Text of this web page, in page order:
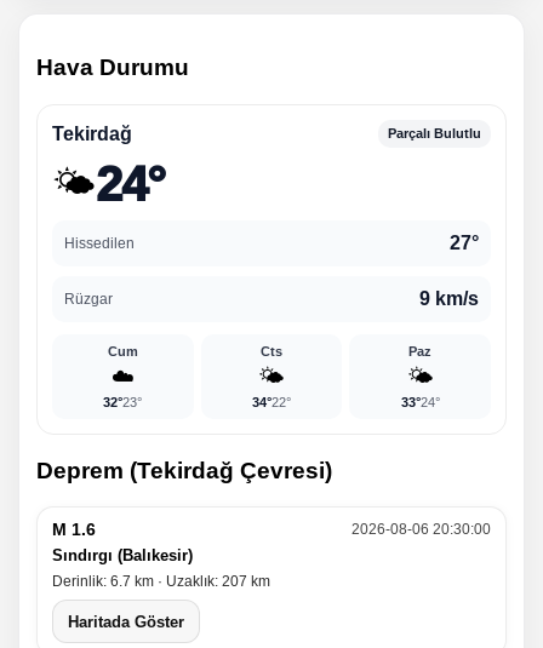
Hava Durumu
Tekirdağ Parçalı Bulutlu
🌤️24°
Hissedilen 27°
Rüzgar 9 km/s
Cum
☁️
32°23°
Cts
🌤️
34°22°
Paz
🌤️
33°24°
Deprem (Tekirdağ Çevresi)
M 1.6 2026-08-06 20:30:00
Sındırgı (Balıkesir)
Derinlik: 6.7 km · Uzaklık: 207 km
Haritada Göster